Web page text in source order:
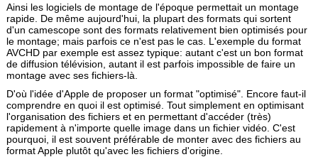
Ainsi les logiciels de montage de l'époque permettait un montage
rapide. De même aujourd'hui, la plupart des formats qui sortent
d'un camescope sont des formats relativement bien optimisés pour
le montage; mais parfois ce n'est pas le cas. L'exemple du format
AVCHD par exemple est assez typique: autant c'est un bon format
de diffusion télévision, autant il est parfois impossible de faire un
montage avec ses fichiers-là.
D'où l'idée d'Apple de proposer un format "optimisé". Encore faut-il
comprendre en quoi il est optimisé. Tout simplement en optimisant
l'organisation des fichiers et en permettant d'accéder (très)
rapidement à n'importe quelle image dans un fichier vidéo. C'est
pourquoi, il est souvent préférable de monter avec des fichiers au
format Apple plutôt qu'avec les fichiers d'origine.